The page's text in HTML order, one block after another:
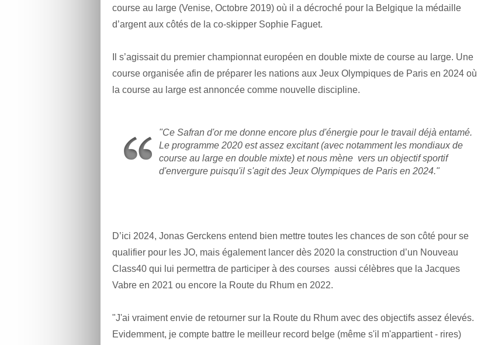
course au large (Venise, Octobre 2019) où il a décroché pour la Belgique la médaille
d’argent aux côtés de la co-skipper Sophie Faguet.
Il s’agissait du premier championnat européen en double mixte de course au large. Une
course organisée afin de préparer les nations aux Jeux Olympiques de Paris en 2024 où
la course au large est annoncée comme nouvelle discipline.
"Ce Safran d'or me donne encore plus d'énergie pour le travail déjà entamé.
Le programme 2020 est assez excitant (avec notamment les mondiaux de
course au large en double mixte) et nous mène vers un objectif sportif
d'envergure puisqu'il s'agit des Jeux Olympiques de Paris en 2024."
D’ici 2024, Jonas Gerckens entend bien mettre toutes les chances de son côté pour se
qualifier pour les JO, mais également lancer dès 2020 la construction d’un Nouveau
Class40 qui lui permettra de participer à des courses aussi célèbres que la Jacques
Vabre en 2021 ou encore la Route du Rhum en 2022.
"J'ai vraiment envie de retourner sur la Route du Rhum avec des objectifs assez élevés.
Evidemment, je compte battre le meilleur record belge (même s'il m'appartient - rires)